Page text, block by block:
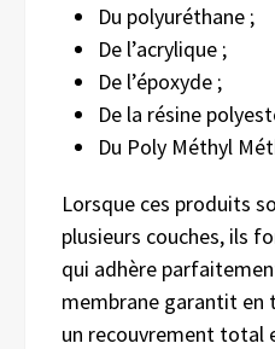
Du polyuréthane ;
De l’acrylique ;
De l’époxyde ;
De la résine
Du Poly Méthyl
Lorsque ces produits
plusieurs couches, ils
qui adhère
membrane garantit en
un recouvrement total